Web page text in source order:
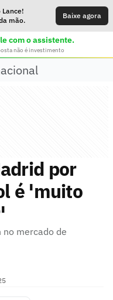
Lance!
mão.
Baixe agora
com o assistente.
não é investimento
por
é 'muito
mercado de